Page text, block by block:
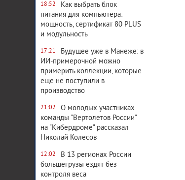
18:52
Как выбрать блок
питания для компьютера:
мощность, сертификат 80 PLUS
и модульность
17:21
Будущее уже в Манеже: в
ИИ-примерочной можно
примерить коллекции, которые
еще не поступили в
производство
21:02
О молодых участниках
команды "Вертолетов России"
на "Кибердроме" рассказал
Николай Колесов
12:02
В 13 регионах России
большегрузы ездят без
контроля веса